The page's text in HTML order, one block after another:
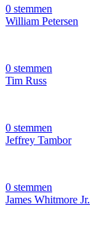
0 stemmen
William Petersen
0 stemmen
Tim Russ
0 stemmen
Jeffrey Tambor
0 stemmen
James Whitmore Jr.